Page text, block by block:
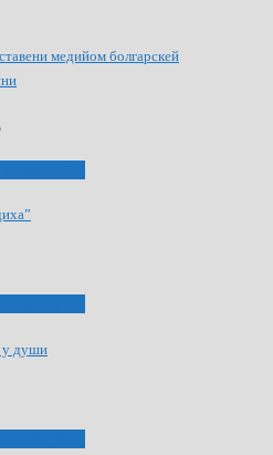
медийом болгарскей
у души